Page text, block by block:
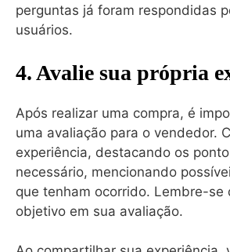
perguntas já foram respondidas
usuários.
4. Avalie sua própria
Após realizar uma compra, é
uma avaliação para o vendedor.
experiência, destacando os
necessário, mencionando
que tenham ocorrido. Lembre-se
objetivo em sua avaliação.